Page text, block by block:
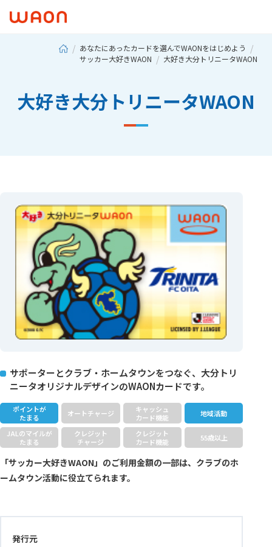
あなたにあったカードを選んでWAONをはじめよう
サッカー大好きWAON
大好き大分トリニータWAON
大好き大分トリニータWAON
サポーターとクラブ・ホームタウンをつなぐ、大分トリ
ニータオリジナルデザインのWAONカードです。
ポイントが
たまる
オートチャージ
キャッシュ
カード機能
地域活動
JALのマイルが
たまる
クレジット
チャージ
クレジット
カード機能
55歳以上
「サッカー大好きWAON」のご利用金額の一部は、クラブのホ
ームタウン活動に役立てられます。
発行元